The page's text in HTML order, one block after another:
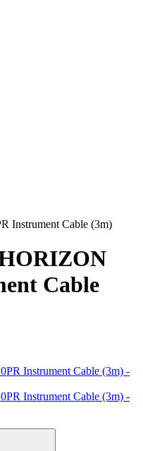
Instrument Cable (3m)
Cable